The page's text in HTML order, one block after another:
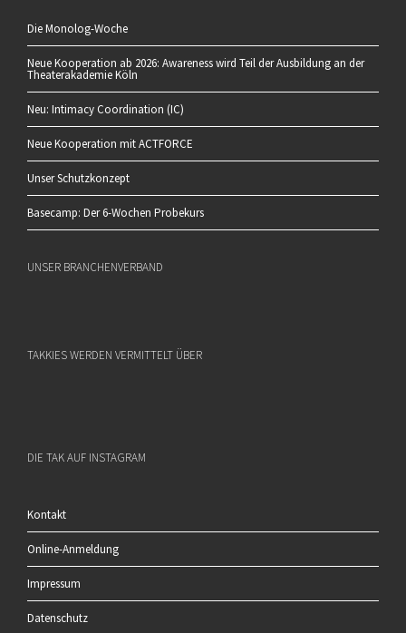
Die Monolog-Woche
Neue Kooperation ab 2026: Awareness wird Teil der Ausbildung an der
Theaterakademie Köln
Neu: Intimacy Coordination (IC)
Neue Kooperation mit ACTFORCE
Unser Schutzkonzept
Basecamp: Der 6-Wochen Probekurs
UNSER BRANCHENVERBAND
TAKKIES WERDEN VERMITTELT ÜBER
DIE TAK AUF INSTAGRAM
Kontakt
Online-Anmeldung
Impressum
Datenschutz